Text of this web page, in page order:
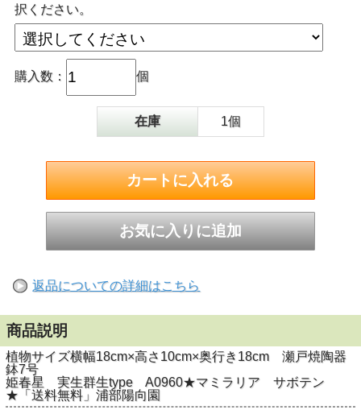
択ください。
購入数： 個
在庫 1個
返品についての詳細はこちら
商品説明
植物サイズ横幅18cm×高さ10cm×奥行き18cm 瀬戸焼陶器
鉢7号
姫春星 実生群生type A0960★マミラリア サボテン
★「送料無料」浦部陽向園